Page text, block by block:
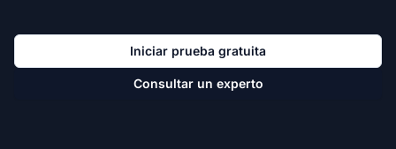
Iniciar prueba gratuita
Consultar un experto